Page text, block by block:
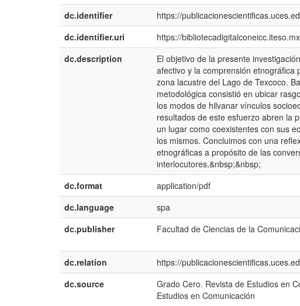
dc.identifier
https://
dc.identifier.uri
https://
dc.description
El objetivo de la presente
afectivo y la comprensión
zona lacustre del Lago de Texcoco.
metodológica consistió en ubicar
los modos de hilvanar vínculos
resultados de este esfuerzo abren la
un lugar como coexistentes con sus
los mismos. Concluimos con una
etnográficas a propósito de las
interlocutores.&nbsp;&nbsp;
dc.format
application/pdf
dc.language
spa
dc.publisher
Facultad de Ciencias de la
dc.relation
https://
dc.source
Grado Cero. Revista de Estudios en
Estudios en Comunicación